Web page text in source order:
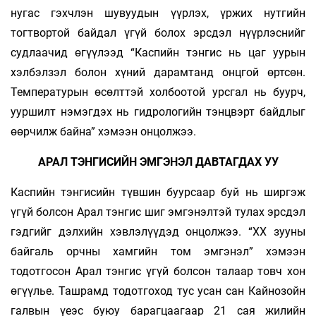
нугас гэхчлэн шувуудын үүрлэх, үржих нутгийн
тогтвортой байдал үгүй болох эрсдэл нүүрлэснийг
судлаачид өгүүлээд “Каспийн тэнгис нь цаг уурын
хэлбэлзэл болон хүний дарамтанд онцгой өртсөн.
Температурын өсөлттэй холбоотой урсгал нь буурч,
ууршилт нэмэгдэх нь гидрологийн тэнцвэрт байдлыг
өөрчилж байна” хэмээн онцолжээ.
АРАЛ ТЭНГИСИЙН ЭМГЭНЭЛ ДАВТАГДАХ УУ
Каспийн тэнгисийн түвшин буурсаар буй нь ширгэж
үгүй болсон Арал тэнгис шиг эмгэнэлтэй тулах эрсдэл
гэдгийг дэлхийн хэвлэлүүдэд онцолжээ. “ХХ зууны
байгаль орчны хамгийн том эмгэнэл” хэмээн
тодотгосон Арал тэнгис үгүй болсон талаар товч­ хон
өгүүлье. Ташрамд тодотгоход тус усан сан Кайнозойн
галвын үеэс буюу барагцаагаар 21 сая жилийн